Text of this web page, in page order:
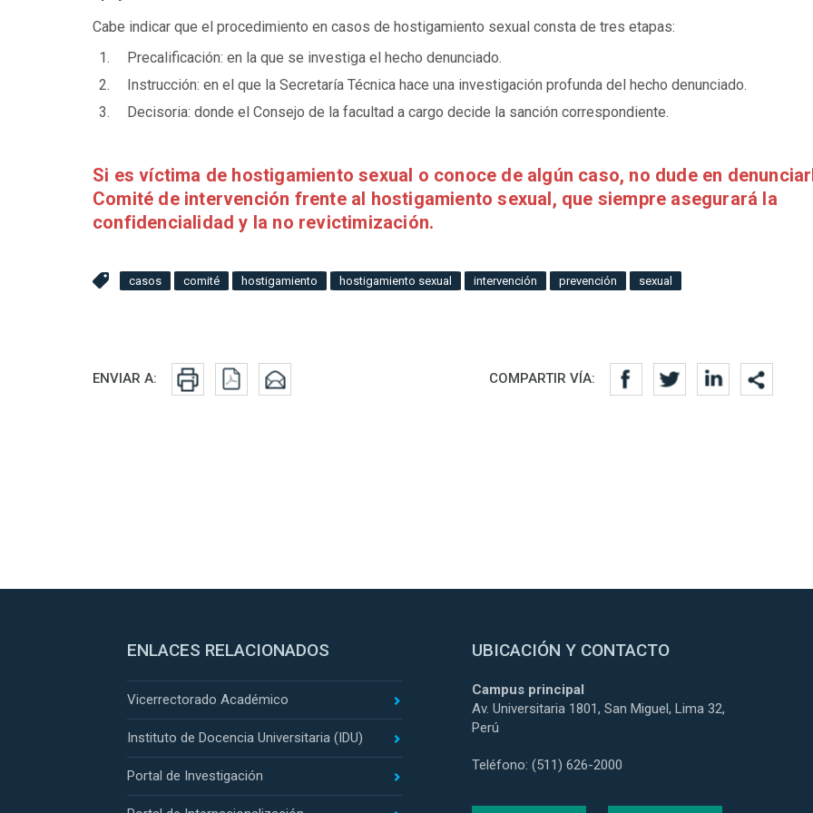
Cabe indicar que el procedimiento en casos de hostigamiento sexual consta de tres etapas:
Precalificación: en la que se investiga el hecho denunciado.
Instrucción: en el que la Secretaría Técnica hace una investigación profunda del hecho denunciado.
Decisoria: donde el Consejo de la facultad a cargo decide la sanción correspondiente.
Si es víctima de hostigamiento sexual o conoce de algún caso, no dude en
Comité de intervención frente al hostigamiento sexual, que siempre asegurará la
confidencialidad y la no revictimización.
casos comité hostigamiento hostigamiento sexual intervención prevención sexual
Redes sociales
ENVIAR A: COMPARTIR VÍA:
ENLACES RELACIONADOS
Vicerrectorado Académico
Instituto de Docencia Universitaria (IDU)
Portal de Investigación
UBICACIÓN Y CONTACTO
Campus principal
Av. Universitaria 1801, San Miguel, Lima 32,
Perú
Teléfono: (511) 626-2000